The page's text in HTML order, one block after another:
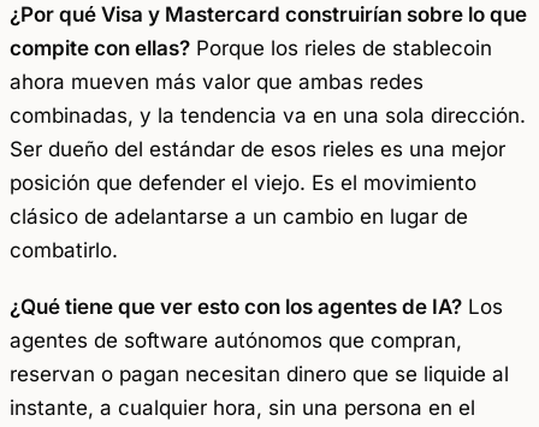
¿Por qué Visa y Mastercard construirían sobre lo que
compite con ellas? Porque los rieles de stablecoin
ahora mueven más valor que ambas redes
combinadas, y la tendencia va en una sola dirección.
Ser dueño del estándar de esos rieles es una mejor
posición que defender el viejo. Es el movimiento
clásico de adelantarse a un cambio en lugar de
combatirlo.
¿Qué tiene que ver esto con los agentes de IA? Los
agentes de software autónomos que compran,
reservan o pagan necesitan dinero que se liquide al
instante, a cualquier hora, sin una persona en el